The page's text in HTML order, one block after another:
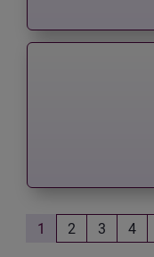
1 2 3 4